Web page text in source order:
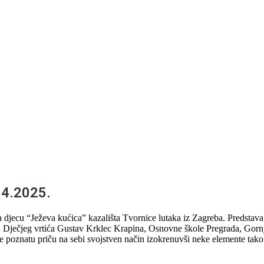
“Ježeva kućica” kazališta Tvornice lutaka iz Zagreba.
vrtića Gustav Krklec Krapina, Osnovne škole Pregrada,
priču na sebi svojstven način izokrenuvši neke elemente